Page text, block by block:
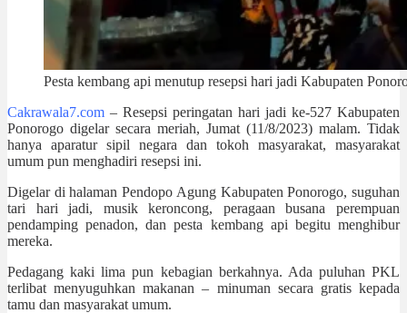
Pesta kembang api menutup resepsi hari jadi Kabupaten
Cakrawala7.com – Resepsi peringatan hari jadi ke-527 Kabupaten
Ponorogo digelar secara meriah, Jumat (11/8/2023) malam. Tidak
hanya aparatur sipil negara dan tokoh masyarakat, masyarakat
umum pun menghadiri resepsi ini.
Digelar di halaman Pendopo Agung Kabupaten Ponorogo, suguhan
tari hari jadi, musik keroncong, peragaan busana perempuan
pendamping penadon, dan pesta kembang api begitu menghibur
mereka.
Pedagang kaki lima pun kebagian berkahnya. Ada puluhan PKL
terlibat menyuguhkan makanan – minuman secara gratis kepada
tamu dan masyarakat umum.